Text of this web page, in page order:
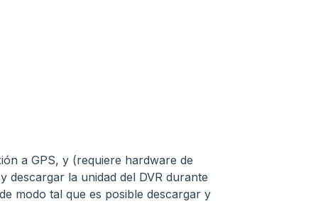
a GPS, y (requiere hardware de
descargar la unidad del DVR durante
modo tal que es posible descargar y